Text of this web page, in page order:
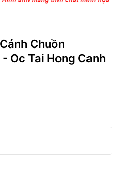
Chuồn
Oc Tai Hong Canh